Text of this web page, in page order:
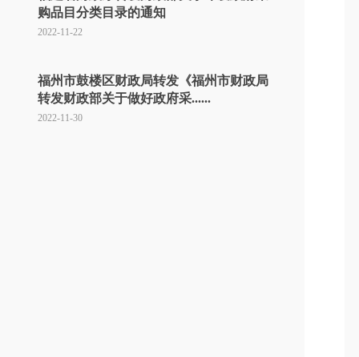
购品目分类目录的通知
2022-11-22
福州市鼓楼区财政局转发《福州市财政局
转发财政部关于做好政府采......
2022-11-30